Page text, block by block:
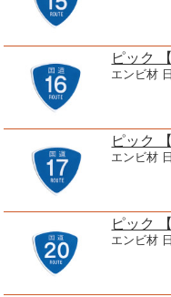
ピック
エンビ材
ピック
エンビ材
ピック
エンビ材